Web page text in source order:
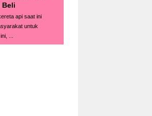
Beli
api saat ini
untuk
...